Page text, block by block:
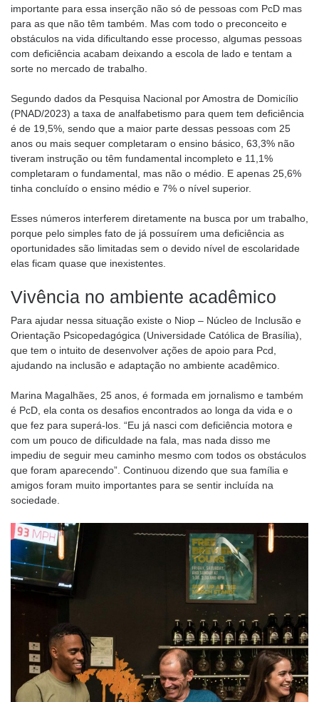
importante para essa inserção não só de pessoas com PcD mas
para as que não têm também. Mas com todo o preconceito e
obstáculos na vida dificultando esse processo, algumas pessoas
com deficiência acabam deixando a escola de lado e tentam a
sorte no mercado de trabalho.
Segundo dados da Pesquisa Nacional por Amostra de Domicílio
(PNAD/2023) a taxa de analfabetismo para quem tem deficiência
é de 19,5%, sendo que a maior parte dessas pessoas com 25
anos ou mais sequer completaram o ensino básico, 63,3% não
tiveram instrução ou têm fundamental incompleto e 11,1%
completaram o fundamental, mas não o médio. E apenas 25,6%
tinha concluído o ensino médio e 7% o nível superior.
Esses números interferem diretamente na busca por um trabalho,
porque pelo simples fato de já possuírem uma deficiência as
oportunidades são limitadas sem o devido nível de escolaridade
elas ficam quase que inexistentes.
Vivência no ambiente acadêmico
Para ajudar nessa situação existe o Niop – Núcleo de Inclusão e
Orientação Psicopedagógica (Universidade Católica de Brasília),
que tem o intuito de desenvolver ações de apoio para Pcd,
ajudando na inclusão e adaptação no ambiente acadêmico.
Marina Magalhães, 25 anos, é formada em jornalismo e também
é PcD, ela conta os desafios encontrados ao longa da vida e o
que fez para superá-los. “Eu já nasci com deficiência motora e
com um pouco de dificuldade na fala, mas nada disso me
impediu de seguir meu caminho mesmo com todos os obstáculos
que foram aparecendo”. Continuou dizendo que sua família e
amigos foram muito importantes para se sentir incluída na
sociedade.